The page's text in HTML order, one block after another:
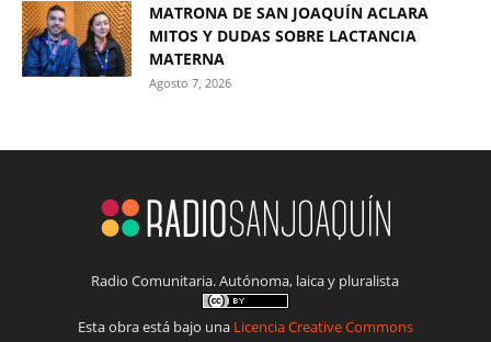
MATRONA DE SAN JOAQUÍN ACLARA
MITOS Y DUDAS SOBRE LACTANCIA
MATERNA
Agosto 7, 2026
Radio Comunitaria. Autónoma, laica y pluralista
Esta obra está bajo una Licencia Creative Commons